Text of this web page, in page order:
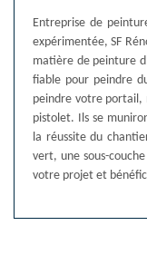
Entreprise de
expérimentée, SF
matière de peinture
fiable pour peindre
peindre votre portail,
pistolet. Ils se
la réussite du
vert, une sous-
votre projet et